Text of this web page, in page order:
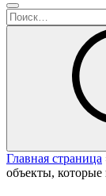
Главная страница
объекты,